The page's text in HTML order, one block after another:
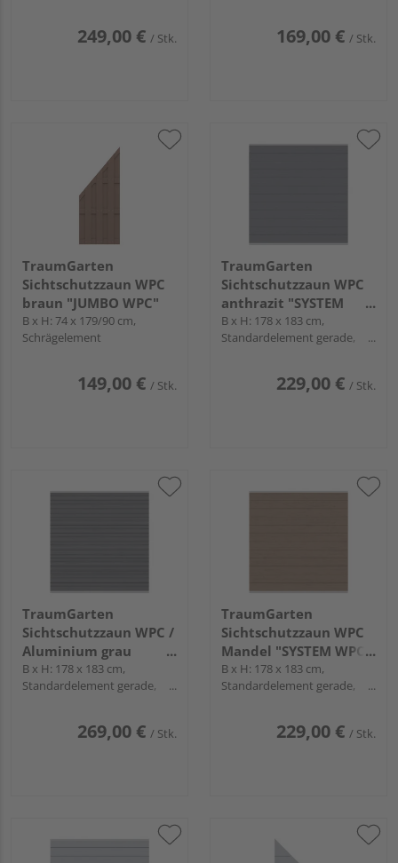
249,00 € / Stk. 169,00 € / Stk.
TraumGarten
Sichtschutzzaun WPC
braun "JUMBO WPC"
B x H: 74 x 179/90 cm,
Schrägelement
149,00 € / Stk.
TraumGarten
Sichtschutzzaun WPC
anthrazit "SYSTEM
WPC CLASSIC"
B x H: 178 x 183 cm,
Standardelement gerade,
229,00 € / Stk.
TraumGarten
Sichtschutzzaun WPC /
Aluminium grau
"SYSTEM WPC
PLATINUM"
B x H: 178 x 183 cm,
Standardelement gerade,
269,00 € / Stk.
TraumGarten
Sichtschutzzaun WPC
Mandel "SYSTEM WPC
CLASSIC"
B x H: 178 x 183 cm,
Standardelement gerade,
229,00 € / Stk.